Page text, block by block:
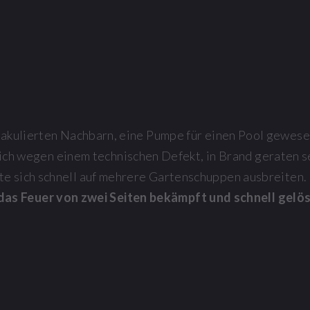
Nachbarn, eine Pumpe für einen Pool
wegen einem technischen Defekt, in Brand geraten
sich schnell auf mehrere Gartenschuppen ausbreiten.
Feuer von zwei Seiten bekämpft und schnell